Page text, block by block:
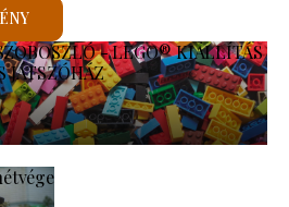
- LEGO® KIÁLLÍTÁS
JÁTSZÓHÁZ